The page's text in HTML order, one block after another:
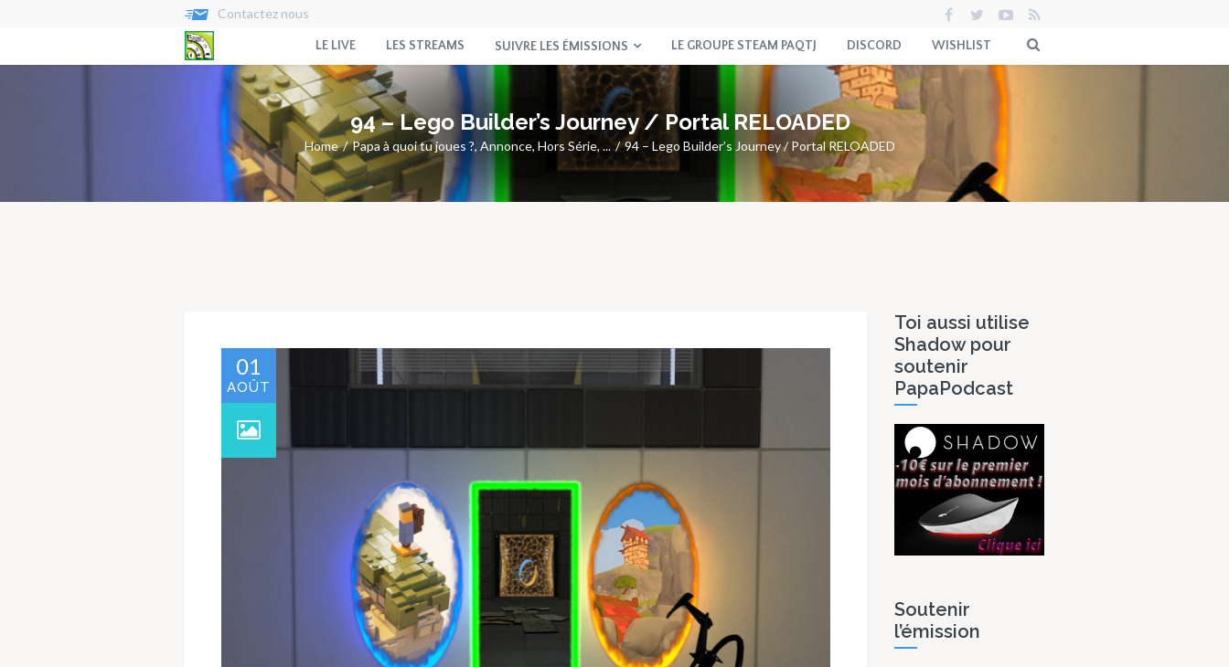
Contactez nous
LE LIVE LES STREAMS SUIVRE LES ÉMISSIONS LE GROUPE STEAM PAQTJ DISCORD WISHLIST
94 – Lego Builder’s Journey / Portal RELOADED
Home Papa à quoi tu joues ?,Annonce,Hors Série, ... 94 – Lego Builder’s Journey / Portal RELOADED
01
AOÛT
Toi aussi utilise
Shadow pour
soutenir
PapaPodcast
Soutenir
l’émission